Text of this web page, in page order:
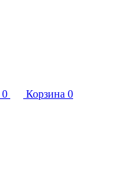
0 Корзина 0